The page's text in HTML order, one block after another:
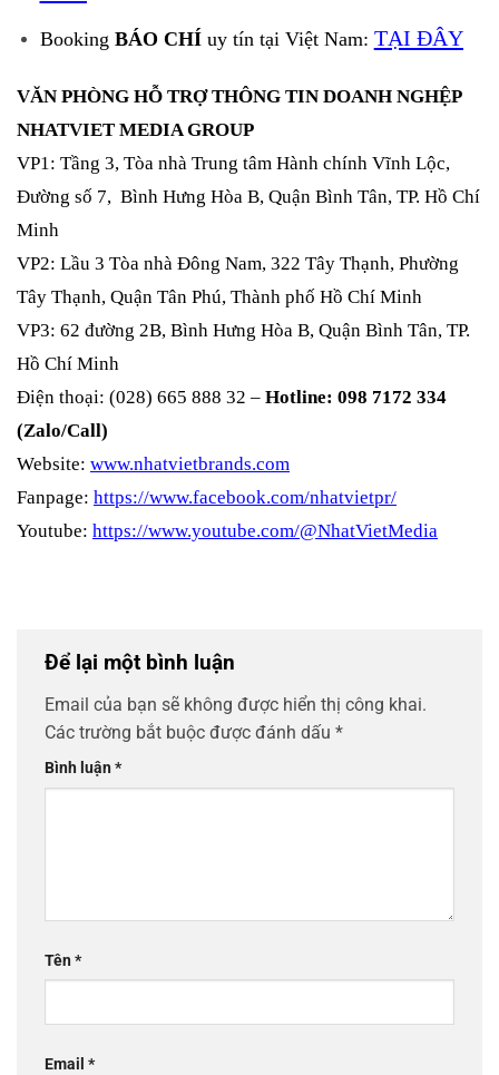
Booking BÁO CHÍuy tín tại Việt Nam: TẠI ĐÂY
VĂN PHÒNG HỖ TRỢ THÔNG TIN DOANH NGHỆP
NHATVIET MEDIA GROUP
VP1: Tầng 3, Tòa nhà Trung tâm Hành chính Vĩnh Lộc,
Đường số 7, Bình Hưng Hòa B, Quận Bình Tân, TP. Hồ Chí
Minh
VP2: Lầu 3 Tòa nhà Đông Nam, 322 Tây Thạnh, Phường
Tây Thạnh, Quận Tân Phú, Thành phố Hồ Chí Minh
VP3: 62 đường 2B, Bình Hưng Hòa B, Quận Bình Tân, TP.
Hồ Chí Minh
Điện thoại: (028) 665 888 32 – Hotline: 098 7172 334
(Zalo/Call)
Website: www.nhatvietbrands.com
Fanpage: https://www.facebook.com/nhatvietpr/
Youtube: https://www.youtube.com/@NhatVietMedia
Để lại một bình luận
Email của bạn sẽ không được hiển thị công khai.
Các trường bắt buộc được đánh dấu *
Bình luận*
Tên*
Email *